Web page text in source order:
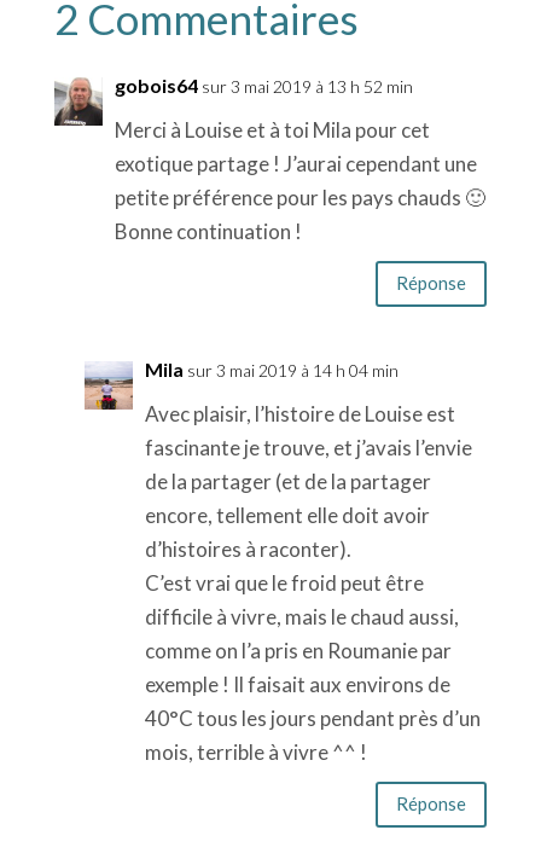
2 Commentaires
gobois64 sur 3 mai 2019 à 13 h 52 min
Merci à Louise et à toi Mila pour cet
exotique partage ! J’aurai cependant une
petite préférence pour les pays chauds 🙂
Bonne continuation !
Réponse
Mila sur 3 mai 2019 à 14 h 04 min
Avec plaisir, l’histoire de Louise est
fascinante je trouve, et j’avais l’envie
de la partager (et de la partager
encore, tellement elle doit avoir
d’histoires à raconter).
C’est vrai que le froid peut être
difficile à vivre, mais le chaud aussi,
comme on l’a pris en Roumanie par
exemple ! Il faisait aux environs de
40°C tous les jours pendant près d’un
mois, terrible à vivre ^^ !
Réponse